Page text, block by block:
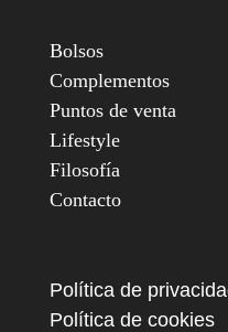
Bolsos
Complementos
Puntos de venta
Lifestyle
Filosofía
Contacto
Política de
Política de cookies